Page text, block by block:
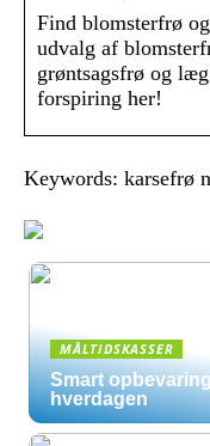
Find blomsterfrø
udvalg af
grøntsagsfrø og
forspiring her!
Keywords: karsefrø
MÅLTIDSKASSER
Smart
hverdagen